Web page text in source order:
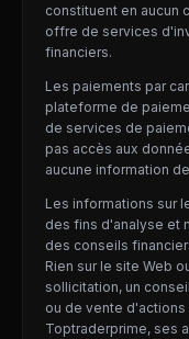
constituent en aucun
offre de services
financiers.
Les paiements par
plateforme de
de services de
pas accès aux
aucune information
Les informations sur
des fins d'analyse et
des conseils
Rien sur le site Web
sollicitation, un
ou de vente
Toptraderprime, ses